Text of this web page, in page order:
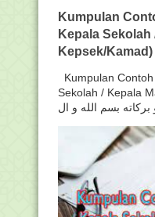
Kumpulan
Kepala Sekolah
Kepsek/Kamad)
Kumpulan
Sekolah / Kepala